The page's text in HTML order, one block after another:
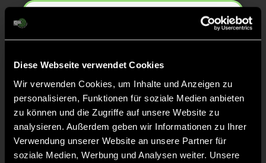
Diese Webseite verwendet Cookies
Wir verwenden Cookies, um Inhalte und Anzeigen zu
personalisieren, Funktionen für soziale Medien anbieten
zu können und die Zugriffe auf unsere Website zu
analysieren. Außerdem geben wir Informationen zu Ihrer
Verwendung unserer Website an unsere Partner für
soziale Medien, Werbung und Analysen weiter. Unsere
MatsR.
38' TOR 15:0, FELDTOR